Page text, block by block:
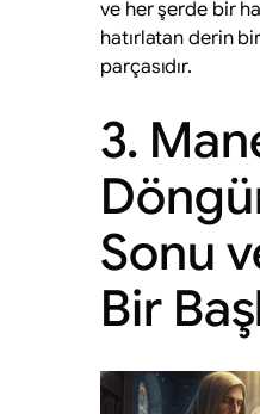
ve her şerde bir
hatırlatan derin
parçasıdır.
3.
Sonu
Bir